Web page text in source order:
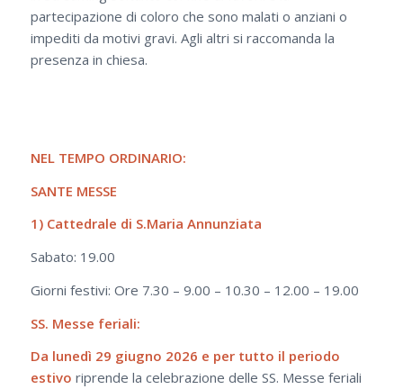
partecipazione di coloro che sono malati o anziani o
impediti da motivi gravi. Agli altri si raccomanda la
presenza in chiesa.
NEL TEMPO ORDINARIO:
SANTE MESSE
1) Cattedrale di S.Maria Annunziata
Sabato: 19.00
Giorni festivi: Ore 7.30 – 9.00 – 10.30 – 12.00 – 19.00
SS. Messe feriali:
Da lunedì 29 giugno 2026 e per tutto il periodo
estivo riprende la celebrazione delle SS. Messe feriali